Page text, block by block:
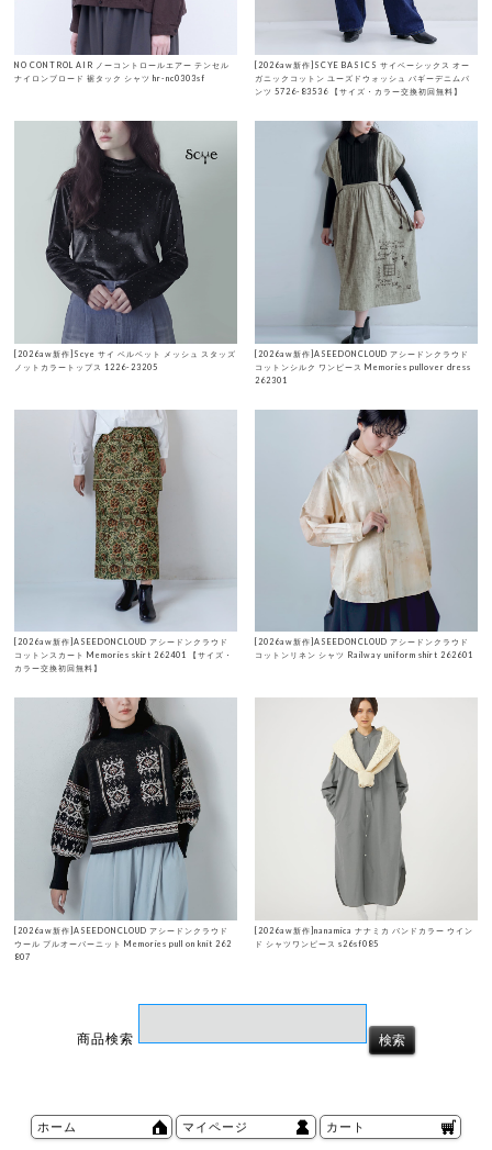
NO CONTROL AIR ノーコントロールエアー テンセル
ナイロンブロード 裾タック シャツ hr-nc0303sf
[2026aw新作]SCYE BASICS サイベーシックス オー
ガニックコットン ユーズドウォッシュ バギーデニムパ
ンツ 5726-83536 【サイズ・カラー交換初回無料】
[2026aw新作]Scye サイ ベルベット メッシュ スタッズ
ノットカラートップス 1226-23205
[2026aw新作]ASEEDONCLOUD アシードンクラウド
コットンシルク ワンピース Memories pullover dress
262301
[2026aw新作]ASEEDONCLOUD アシードンクラウド
コットンスカート Memories skirt 262401 【サイズ・
カラー交換初回無料】
[2026aw新作]ASEEDONCLOUD アシードンクラウド
コットンリネン シャツ Railway uniform shirt 262601
[2026aw新作]ASEEDONCLOUD アシードンクラウド
ウール プルオーバーニット Memories pull on knit 262
807
[2026aw新作]nanamica ナナミカ バンドカラー ウイン
ド シャツワンピース s26sf085
商品検索
ホーム マイページ カート